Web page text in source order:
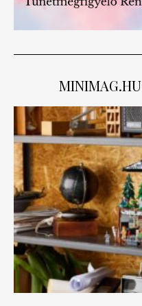
MINIMAG.HU